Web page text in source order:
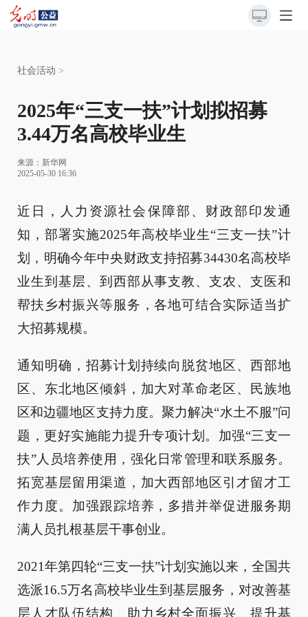
社会活动 >
2025年“三支一扶”计划拟招募
3.44万名高校毕业生
来源： 新华网
2025-05-30 16:36
近日，人力资源社会保障部、财政部印发通
知，部署实施2025年高校毕业生“三支一扶”计
划，明确今年中央财政支持招募34430名高校毕
业生到基层、到西部从事支教、支农、支医和
帮扶乡村振兴等服务，各地可结合实际适当扩
大招募规模。
通知明确，招募计划持续向脱贫地区、西部地
区、东北地区倾斜，加大对革命老区、民族地
区和边疆地区支持力度。聚力解决“水土不服”问
题，更好实施能力提升专项计划。加强“三支一
扶”人员培养使用，强化日常管理和联系服务。
拓宽基层留用渠道，加大西部地区引才留才工
作力度。加强跟踪培养，多措并举促进服务期
满人员扎根基层干事创业。
2021年第四轮“三支一扶”计划实施以来，全国共
选派16.5万名高校毕业生到基层服务，对改善基
层人才队伍结构、助力乡村全面振兴、提升基